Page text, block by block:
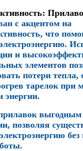
:
с акцентом на
что
и
элементов
потери тепла,
тарелок при
энергии.
позволяя
без